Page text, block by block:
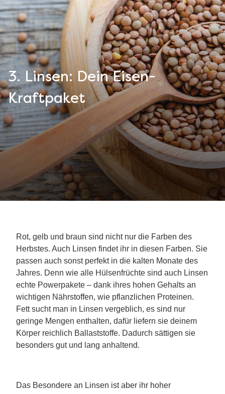
3. Linsen: Dein Eisen-
Kraftpaket
Rot, gelb und braun sind nicht nur die Farben des
Herbstes. Auch Linsen findet ihr in diesen Farben. Sie
passen auch sonst perfekt in die kalten Monate des
Jahres. Denn wie alle Hülsenfrüchte sind auch Linsen
echte Powerpakete – dank ihres hohen Gehalts an
wichtigen Nährstoffen, wie pflanzlichen Proteinen.
Fett sucht man in Linsen vergeblich, es sind nur
geringe Mengen enthalten, dafür liefern sie deinem
Körper reichlich Ballaststoffe. Dadurch sättigen sie
besonders gut und lang anhaltend.
Das Besondere an Linsen ist aber ihr hoher